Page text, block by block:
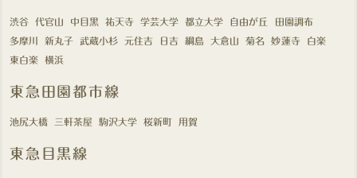
渋谷 代官山 中目黒 祐天寺 学芸大学 都立大学 自由が丘
田園調布
多摩川
新丸子 武蔵小杉 元住吉 日吉 綱島 大倉山 菊名 妙蓮寺
白楽
東白楽
横浜
東急田園都市線
池尻大橋 三軒茶屋 駒沢大学 桜新町 用賀
東急目黒線